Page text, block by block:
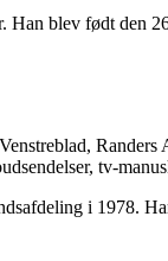
blev født den
tv-
i 1978.